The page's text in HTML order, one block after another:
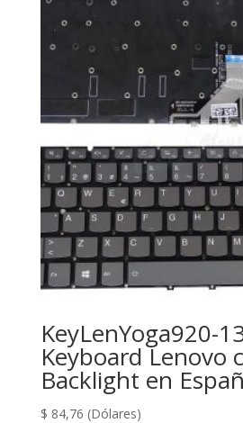
KeyLenYoga920-
Keyboard Lenovo
Backlight en
$ 84,76 (Dólares)